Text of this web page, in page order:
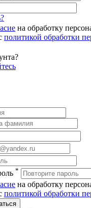
на обработку
политикой обработки
*
на обработку
политикой обработки